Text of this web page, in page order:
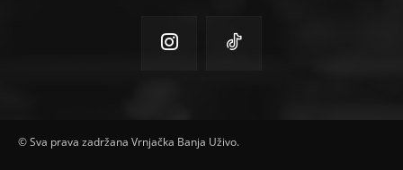
© Sva prava zadržana Vrnjačka Banja Uživo.